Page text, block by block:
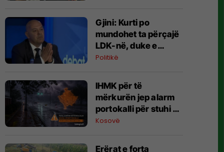
Arabinë Saudite
Gjini: Kurti po
mundohet ta përçajë
LDK-në, duke e
thirrur në
Politikë
​IHMK për të
mërkurën jep alarm
portokalli për stuhi në
gjithë Kosovën
Kosovë
Erërat e forta